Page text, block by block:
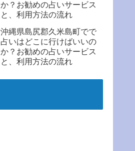
か？お勧めの占いサービス
と、利用方法の流れ
沖縄県島尻郡久米島町でで
占いはどこに行けばいいの
か？お勧めの占いサービス
と、利用方法の流れ